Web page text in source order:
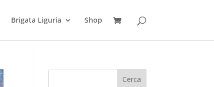
Brigata Liguria Shop
Cerca